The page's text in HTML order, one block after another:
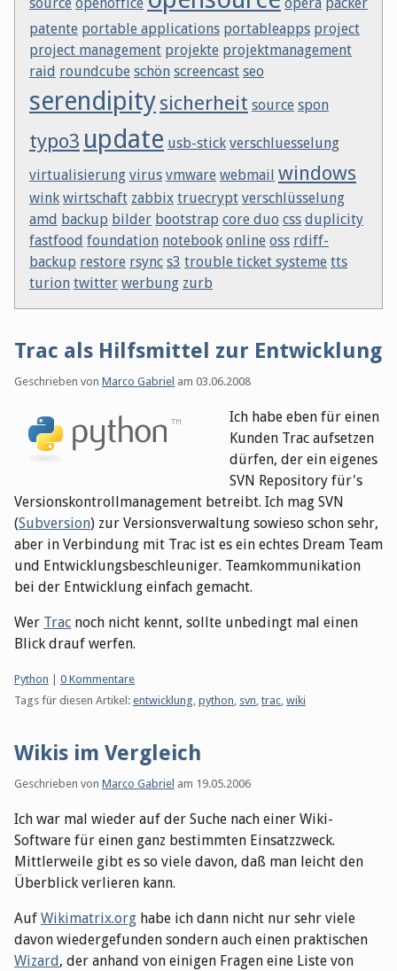
patente portable applications portableapps project
project management projekte projektmanagement
raid roundcube schön screencast seo
serendipitysicherheit source spon
typo3 update usb-stick verschluesselung
virtualisierung virus vmware webmail windows
wink wirtschaft zabbix truecrypt verschlüsselung
amd backup bilder bootstrap core duo css duplicity
fastfood foundation notebook online oss rdiff-
backup restore rsync s3 trouble ticket systeme tts
turion twitter werbung zurb
Trac als Hilfsmittel zur Entwicklung
Geschrieben von Marco Gabriel am 03.06.2008
Ich habe eben für einen
Kunden Trac aufsetzen
dürfen, der ein eigenes
SVN Repository für's
Versionskontrollmanagement betreibt. Ich mag SVN
(Subversion) zur Versionsverwaltung sowieso schon sehr,
aber in Verbindung mit Trac ist es ein echtes Dream Team
und Entwicklungsbeschleuniger. Teamkommunikation
bei der Entwicklung einfach gemacht.
Wer Trac noch nicht kennt, sollte unbedingt mal einen
Blick drauf werfen.
Kategorien:
Python
0 Kommentare
Tags für diesen Artikel: entwicklung, python, svn, trac, wiki
Wikis im Vergleich
Geschrieben von Marco Gabriel am 19.05.2006
Ich war mal wieder auf der Suche nach einer Wiki-
Software für einen ganz bestimmten Einsatzzweck.
Mittlerweile gibt es so viele davon, daß man leicht den
Überblick verlieren kann.
Auf Wikimatrix.org habe ich dann nicht nur sehr viele
davon wiedergefunden sondern auch einen praktischen
Wizard , der anhand von einigen Fragen eine Liste von